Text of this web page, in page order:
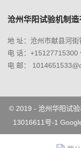
沧州华阳试验机制造
地 址：沧州市献县河街
电 话：+15127715300
电 邮：
© 2019 - 沧州华阳试验
13016611号-1